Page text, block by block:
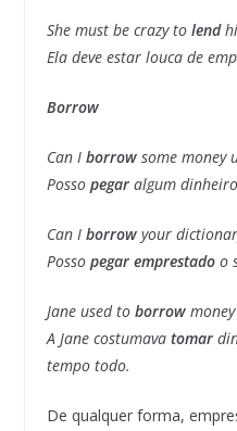
She must be crazy to lend
Ela deve estar louca de
Borrow
Can I borrowsome money
Posso pegaralgum dinheiro
Can I borrowyour
Posso pegar emprestadoo
Jane used to borrow
A Jane costumava tomar
tempo todo.
De qualquer forma,